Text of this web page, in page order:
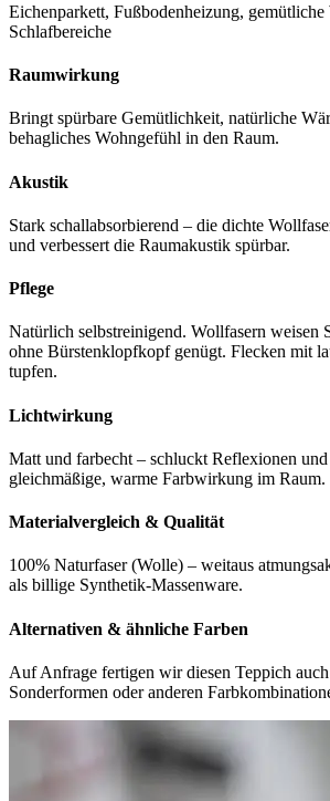
Eichenparkett, Fußbodenheizung, gemütliche
Schlafbereiche
Raumwirkung
Bringt spürbare Gemütlichkeit, natürliche
behagliches Wohngefühl in den Raum.
Akustik
Stark schallabsorbierend – die dichte
und verbessert die Raumakustik spürbar.
Pflege
Natürlich selbstreinigend. Wollfasern weisen
ohne Bürstenklopfkopf genügt. Flecken mit
tupfen.
Lichtwirkung
Matt und farbecht – schluckt Reflexionen
gleichmäßige, warme Farbwirkung im Raum.
Materialvergleich & Qualität
100% Naturfaser (Wolle) – weitaus
als billige Synthetik-Massenware.
Alternativen & ähnliche Farben
Auf Anfrage fertigen wir diesen Teppich
Sonderformen oder anderen